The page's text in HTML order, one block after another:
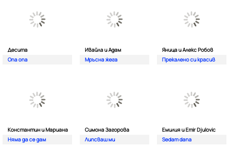
Десита
Опа опа
Ивайла и Адам
Мръсна жега
Яница и Алекс Робов
Прекалено си красив
Константин и Мариана
Няма да се дам
Симона Загорова
Липсваш ми
Емилия и Emir Djulovic
Sedam dana